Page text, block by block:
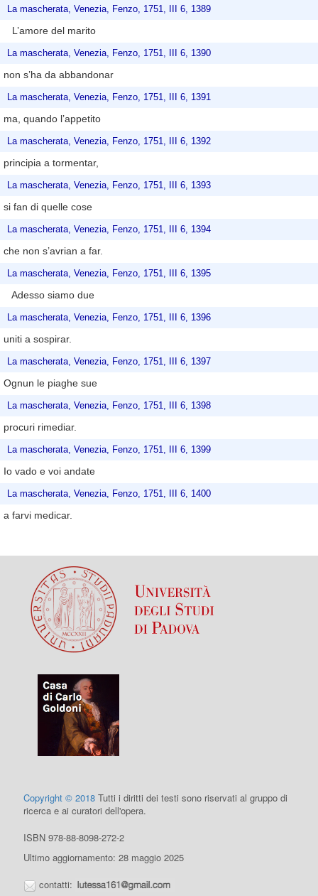
La mascherata, Venezia, Fenzo, 1751, III 6, 1389
L’amore del marito
La mascherata, Venezia, Fenzo, 1751, III 6, 1390
non s’ha da abbandonar
La mascherata, Venezia, Fenzo, 1751, III 6, 1391
ma, quando l’appetito
La mascherata, Venezia, Fenzo, 1751, III 6, 1392
principia a tormentar,
La mascherata, Venezia, Fenzo, 1751, III 6, 1393
si fan di quelle cose
La mascherata, Venezia, Fenzo, 1751, III 6, 1394
che non s’avrian a far.
La mascherata, Venezia, Fenzo, 1751, III 6, 1395
Adesso siamo due
La mascherata, Venezia, Fenzo, 1751, III 6, 1396
uniti a sospirar.
La mascherata, Venezia, Fenzo, 1751, III 6, 1397
Ognun le piaghe sue
La mascherata, Venezia, Fenzo, 1751, III 6, 1398
procuri rimediar.
La mascherata, Venezia, Fenzo, 1751, III 6, 1399
Io vado e voi andate
La mascherata, Venezia, Fenzo, 1751, III 6, 1400
a farvi medicar.
Copyright © 2018 Tutti i diritti dei testi sono riservati al gruppo di
ricerca e ai curatori dell'opera.
ISBN 978-88-8098-272-2
Ultimo aggiornamento: 28 maggio 2025
contatti: